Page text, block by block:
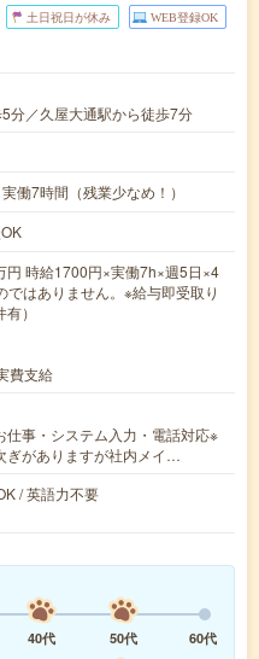
土日祝日が休み WEB登録OK
分／久屋大通駅から徒歩7分
働7時間（残業少なめ！）
時給1700円×実働7h×週5日×4
はありません。※給与即受取り
）
費支給
仕事・システム入力・電話対応※
ぎがありますが社内メイ…
/ 英語力不要
40代 50代
60代